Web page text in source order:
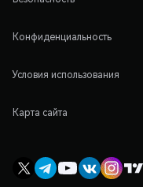
Конфиденциальность
Условия использования
Карта сайта